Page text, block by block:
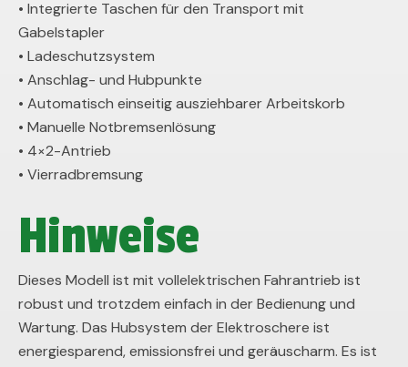
• Integrierte Taschen für den Transport mit
Gabelstapler
• Ladeschutzsystem
• Anschlag- und Hubpunkte
• Automatisch einseitig ausziehbarer Arbeitskorb
• Manuelle Notbremsenlösung
• 4×2-Antrieb
• Vierradbremsung
Hinweise
Dieses Modell ist mit vollelektrischen Fahrantrieb ist
robust und trotzdem einfach in der Bedienung und
Wartung. Das Hubsystem der Elektroschere ist
energiesparend, emissionsfrei und geräuscharm. Es ist